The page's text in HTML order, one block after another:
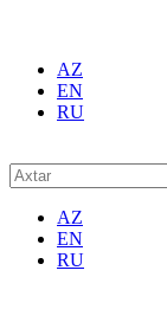
AZ
EN
RU
AZ
EN
RU